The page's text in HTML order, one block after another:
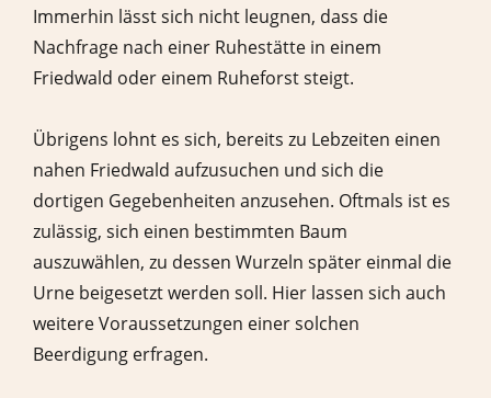
Immerhin lässt sich nicht leugnen, dass die
Nachfrage nach einer Ruhestätte in einem
Friedwald oder einem Ruheforst steigt.
Übrigens lohnt es sich, bereits zu Lebzeiten einen
nahen Friedwald aufzusuchen und sich die
dortigen Gegebenheiten anzusehen. Oftmals ist es
zulässig, sich einen bestimmten Baum
auszuwählen, zu dessen Wurzeln später einmal die
Urne beigesetzt werden soll. Hier lassen sich auch
weitere Voraussetzungen einer solchen
Beerdigung erfragen.